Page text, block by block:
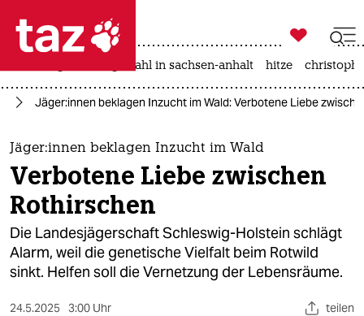
 taz zahl ich
taz zahl ich
themen
politik
öko
gesellschaft

taz zahl ich
landtagswahl in sachsen-anhalt hitze
Jä­ge­r:in­nen beklagen Inzucht im Wald: Verbotene Liebe
Jä­ge­r:in­nen beklagen Inzucht im Wald
Verbotene Liebe zwischen
Rothirschen
Die Landesjägerschaft Schleswig-Holstein schlägt
Alarm, weil die genetische Vielfalt beim Rotwild
sinkt. Helfen soll die Vernetzung der Lebensräume.
24.5.2025 3:00 Uhr teilen